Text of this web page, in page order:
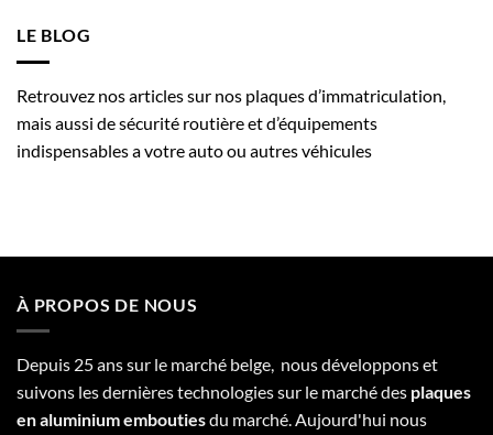
LE BLOG
Retrouvez nos articles sur nos plaques d’immatriculation,
mais aussi de sécurité routière et d’équipements
indispensables a votre auto ou autres véhicules
À PROPOS DE NOUS
Depuis 25 ans sur le marché belge, nous développons et
suivons les dernières technologies sur le marché des plaques
en aluminium emboutiesdu marché. Aujourd'hui nous